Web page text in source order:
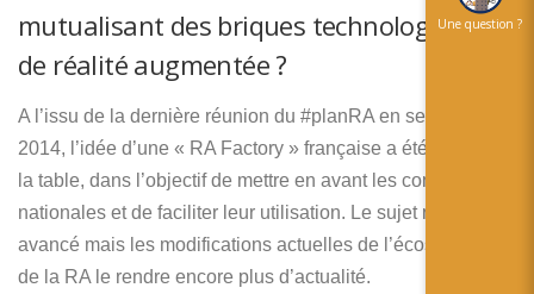
mutualisant des briques technologiques
de réalité augmentée ?
A l’issu de la dernière réunion du #planRA en septembre
2014, l’idée d’une « RA Factory » française a été posée sur
la table, dans l’objectif de mettre en avant les compétences
nationales et de faciliter leur utilisation. Le sujet n’a pas
avancé mais les modifications actuelles de l’écosystème
de la RA le rendre encore plus d’actualité.
Une question ?